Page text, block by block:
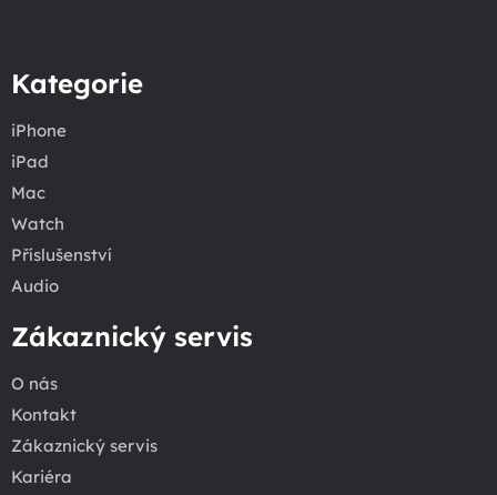
Kategorie
iPhone
iPad
Mac
Watch
Příslušenství
Audio
Zákaznický servis
O nás
Kontakt
Zákaznický servis
Kariéra